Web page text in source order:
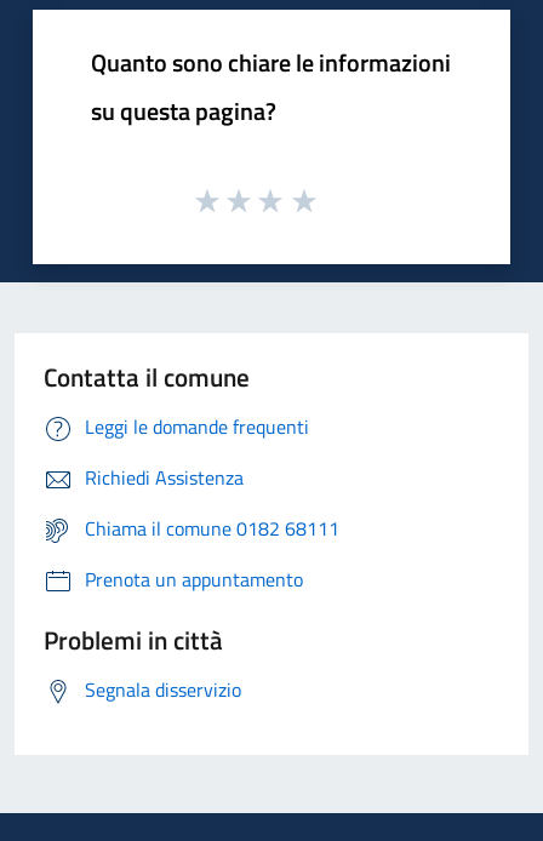
Quanto sono chiare le informazioni
su questa pagina?
Contatta il comune
Leggi le domande frequenti
Richiedi Assistenza
Chiama il comune 0182 68111
Prenota un appuntamento
Problemi in città
Segnala disservizio